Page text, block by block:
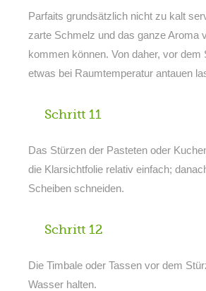
Parfaits grundsätzlich nicht zu kalt
zarte Schmelz und das ganze Aroma
kommen können. Von daher, vor dem
etwas bei Raumtemperatur antauen
Schritt 11
Das Stürzen der Pasteten oder
die Klarsichtfolie relativ einfach;
Scheiben schneiden.
Schritt 12
Die Timbale oder Tassen vor dem
Wasser halten.